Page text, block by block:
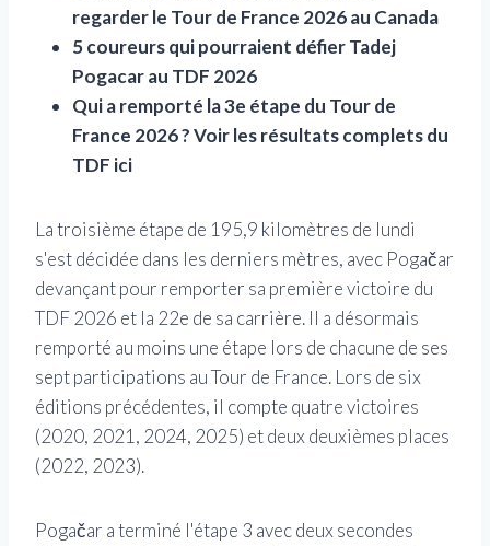
regarder le Tour de France 2026 au Canada
5 coureurs qui pourraient défier Tadej
Pogacar au TDF 2026
Qui a remporté la 3e étape du Tour de
France 2026 ? Voir les résultats complets du
TDF ici
La troisième étape de 195,9 kilomètres de lundi
s'est décidée dans les derniers mètres, avec Pogačar
devançant pour remporter sa première victoire du
TDF 2026 et la 22e de sa carrière. Il a désormais
remporté au moins une étape lors de chacune de ses
sept participations au Tour de France. Lors de six
éditions précédentes, il compte quatre victoires
(2020, 2021, 2024, 2025) et deux deuxièmes places
(2022, 2023).
Pogačar a terminé l'étape 3 avec deux secondes